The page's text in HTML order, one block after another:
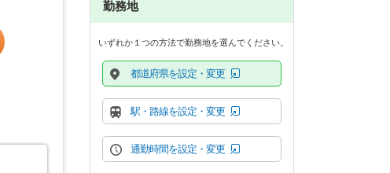
勤務地
いずれか１つの方法で勤務地を選んでください。
都道府県を設定・変更
駅・路線を設定・変更
通勤時間を設定・変更